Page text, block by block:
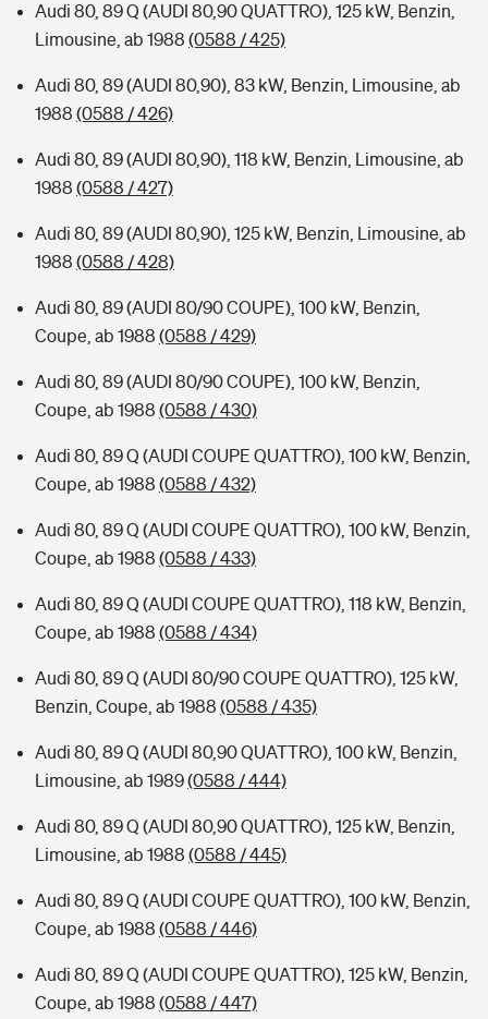
Audi 80, 89 Q (AUDI 80,90 QUATTRO), 125 kW, Benzin,
Limousine, ab 1988 (0588 / 425)
Audi 80, 89 (AUDI 80,90), 83 kW, Benzin, Limousine, ab
1988 (0588 / 426)
Audi 80, 89 (AUDI 80,90), 118 kW, Benzin, Limousine, ab
1988 (0588 / 427)
Audi 80, 89 (AUDI 80,90), 125 kW, Benzin, Limousine, ab
1988 (0588 / 428)
Audi 80, 89 (AUDI 80/90 COUPE), 100 kW, Benzin,
Coupe, ab 1988 (0588 / 429)
Audi 80, 89 (AUDI 80/90 COUPE), 100 kW, Benzin,
Coupe, ab 1988 (0588 / 430)
Audi 80, 89 Q (AUDI COUPE QUATTRO), 100 kW, Benzin,
Coupe, ab 1988 (0588 / 432)
Audi 80, 89 Q (AUDI COUPE QUATTRO), 100 kW, Benzin,
Coupe, ab 1988 (0588 / 433)
Audi 80, 89 Q (AUDI COUPE QUATTRO), 118 kW, Benzin,
Coupe, ab 1988 (0588 / 434)
Audi 80, 89 Q (AUDI 80/90 COUPE QUATTRO), 125 kW,
Benzin, Coupe, ab 1988 (0588 / 435)
Audi 80, 89 Q (AUDI 80,90 QUATTRO), 100 kW, Benzin,
Limousine, ab 1989(0588 / 444)
Audi 80, 89 Q (AUDI 80,90 QUATTRO), 125 kW, Benzin,
Limousine, ab 1988 (0588 / 445)
Audi 80, 89 Q (AUDI COUPE QUATTRO), 100 kW, Benzin,
Coupe, ab 1988 (0588 / 446)
Audi 80, 89 Q (AUDI COUPE QUATTRO), 125 kW, Benzin,
Coupe, ab 1988 (0588 / 447)